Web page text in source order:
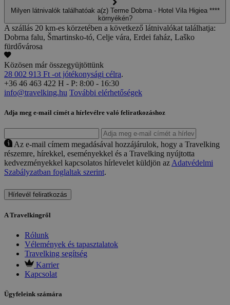
Milyen látnivalók találhatóak a(z) Terme Dobrna - Hotel Vila Higiea ****
környékén?
A szállás 20 km-es körzetében a következő látnivalókat találhatja:
Dobrna falu, Šmartinsko-tó, Celje vára, Erdei faház, Laško
fürdővárosa
Közösen már összegyüjtöttünk
28 002 913 Ft -ot jótékonysági célra.
+36 46 463 422 H - P: 8:00 - 16:30
info@travelking.hu További elérhetőségek
Adja meg e-mail címét a hírlevélre való feliratkozáshoz
Az e-mail címem megadásával hozzájárulok, hogy a Travelking
részemre, hírekkel, eseményekkel és a Travelking nyújtotta
kedvezményekkel kapcsolatos hírlevelet küldjön az Adatvédelmi
Szabályzatban foglaltak szerint.
Hírlevél feliratkozás
A Travelkingről
Rólunk
Vélemények és tapasztalatok
Travelking segítség
Karrier
Kapcsolat
Ügyfeleink számára